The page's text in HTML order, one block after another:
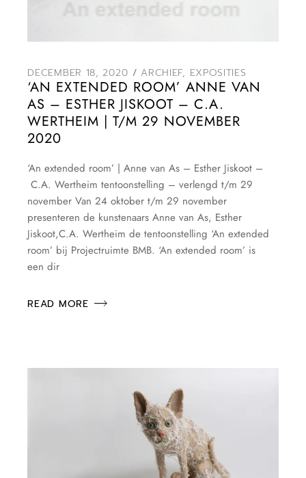
DECEMBER 18, 2020 ARCHIEF, EXPOSITIES
‘AN EXTENDED ROOM’ ANNE VAN
AS – ESTHER JISKOOT – C.A.
WERTHEIM | T/M 29 NOVEMBER
2020
‘An extended room’ | Anne van As – Esther Jiskoot –
C.A. Wertheim tentoonstelling – verlengd t/m 29
november Van 24 oktober t/m 29 november
presenteren de kunstenaars Anne van As, Esther
Jiskoot,C.A. Wertheim de tentoonstelling ‘An extended
room’ bij Projectruimte BMB. ‘An extended room’ is
een dir
READ MORE